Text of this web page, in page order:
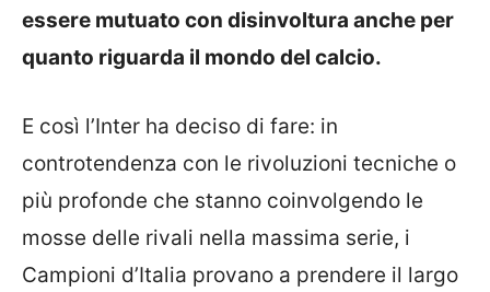
essere mutuato con disinvoltura anche per
quanto riguarda il mondo del calcio.
E così l’Inter ha deciso di fare: in
controtendenza con le rivoluzioni tecniche o
più profonde che stanno coinvolgendo le
mosse delle rivali nella massima serie, i
Campioni d’Italia provano a prendere il largo